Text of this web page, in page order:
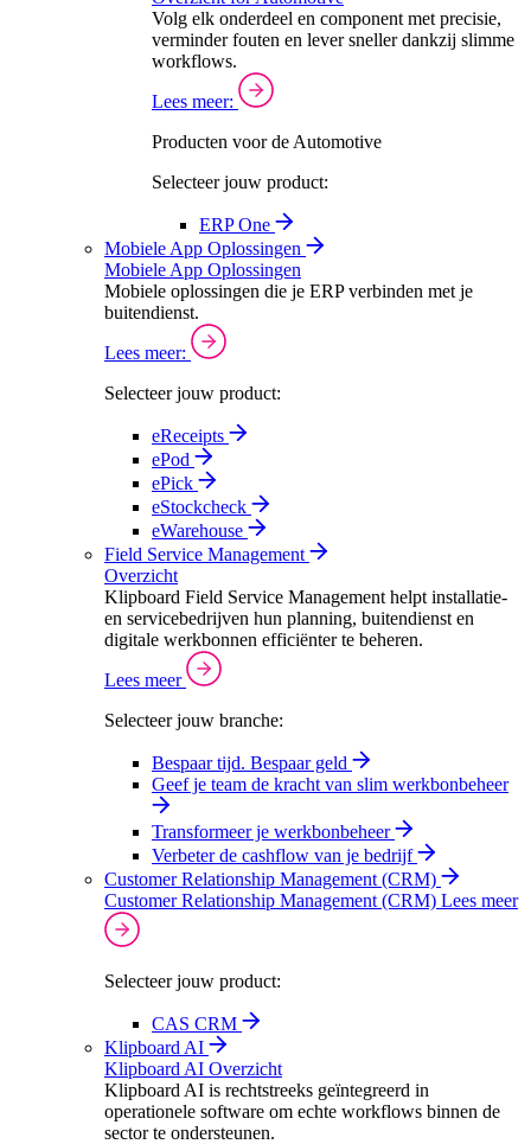
Volg elk onderdeel en component met precisie,
verminder fouten en lever sneller dankzij slimme
workflows.
Lees meer:
Producten voor de Automotive
Selecteer jouw product:
ERP One
Mobiele App Oplossingen
Mobiele App Oplossingen
Mobiele oplossingen die je ERP verbinden met je
buitendienst.
Lees meer:
Selecteer jouw product:
eReceipts
ePod
ePick
eStockcheck
eWarehouse
Field Service Management
Overzicht
Klipboard Field Service Management helpt installatie-
en servicebedrijven hun planning, buitendienst en
digitale werkbonnen efficiënter te beheren.
Lees meer
Selecteer jouw branche:
Bespaar tijd. Bespaar geld
Geef je team de kracht van slim werkbonbeheer
Transformeer je werkbonbeheer
Verbeter de cashflow van je bedrijf
Customer Relationship Management (CRM)
Customer Relationship Management (CRM) Lees meer
Selecteer jouw product:
CAS CRM
Klipboard AI
Klipboard AI Overzicht
Klipboard AI is rechtstreeks geïntegreerd in
operationele software om echte workflows binnen de
sector te ondersteunen.